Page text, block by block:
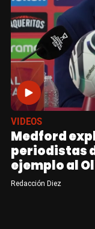
VIDEOS
Medford
periodistas
ejemplo al
Redacción Diez